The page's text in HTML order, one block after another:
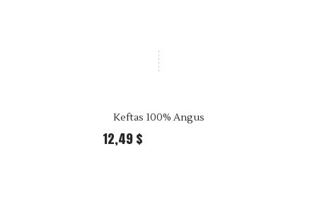
Keftas 100% Angus
12,49 $